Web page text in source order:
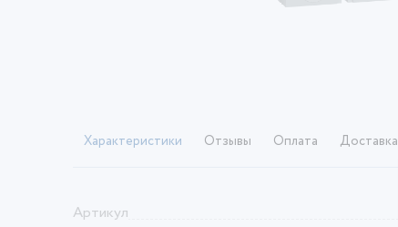
Характеристики Отзывы Оплата Доставка
Артикул